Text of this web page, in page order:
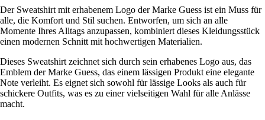
Der Sweatshirt mit erhabenem Logo der Marke Guess ist ein Muss für
alle, die Komfort und Stil suchen. Entworfen, um sich an alle
Momente Ihres Alltags anzupassen, kombiniert dieses Kleidungsstück
einen modernen Schnitt mit hochwertigen Materialien.
Dieses Sweatshirt zeichnet sich durch sein erhabenes Logo aus, das
Emblem der Marke Guess, das einem lässigen Produkt eine elegante
Note verleiht. Es eignet sich sowohl für lässige Looks als auch für
schickere Outfits, was es zu einer vielseitigen Wahl für alle Anlässe
macht.